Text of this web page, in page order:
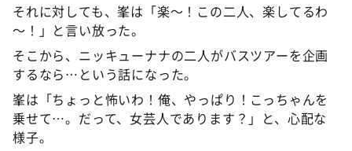
それに対しても、峯は「楽～！この二人、楽してるわ
～！」と言い放った。
そこから、ニッキューナナの二人がバスツアーを企画
するなら…という話になった。
峯は「ちょっと怖いわ！俺、やっぱり！こっちゃんを
乗せて…。だって、女芸人であります？」と、心配な
様子。